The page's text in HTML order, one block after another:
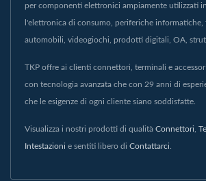
per componenti elettronici ampiamente utilizzati
l'elettronica di consumo, periferiche informatiche,
automobili, videogiochi, prodotti digitali, OA,
TKP offre ai clienti connettori, terminali e
con tecnologia avanzata che con 29 anni di
che le esigenze di ogni cliente siano soddisfatte.
Visualizza i nostri prodotti di qualità Connettori
Intestazioni e sentiti libero di Contattarci